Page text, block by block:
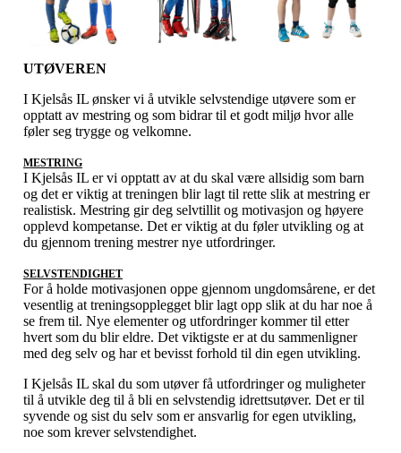
UTØVEREN
I Kjelsås IL ønsker vi å utvikle selvstendige utøvere som er
opptatt av mestring og som bidrar til et godt miljø hvor alle
føler seg trygge og velkomne.
MESTRING
I Kjelsås IL er vi opptatt av at du skal være allsidig som barn
og det er viktig at treningen blir lagt til rette slik at mestring er
realistisk. Mestring gir deg selvtillit og motivasjon og høyere
opplevd kompetanse. Det er viktig at du føler utvikling og at
du gjennom trening mestrer nye utfordringer.
SELVSTENDIGHET
For å holde motivasjonen oppe gjennom ungdomsårene, er det
vesentlig at treningsopplegget blir lagt opp slik at du har noe å
se frem til. Nye elementer og utfordringer kommer til etter
hvert som du blir eldre. Det viktigste er at du sammenligner
med deg selv og har et bevisst forhold til din egen utvikling.
I Kjelsås IL skal du som utøver få utfordringer og muligheter
til å utvikle deg til å bli en selvstendig idrettsutøver. Det er til
syvende og sist du selv som er ansvarlig for egen utvikling,
noe som krever selvstendighet.